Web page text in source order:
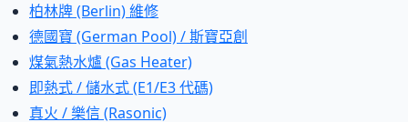
柏林牌 (Berlin) 維修
德國寶 (German Pool) / 斯寶亞創
煤氣熱水爐 (Gas Heater)
即熱式 / 儲水式 (E1/E3 代碼)
真火 / 樂信 (Rasonic)